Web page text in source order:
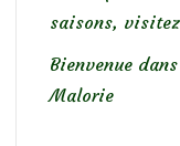
saisons,
Bienvenue
Malorie